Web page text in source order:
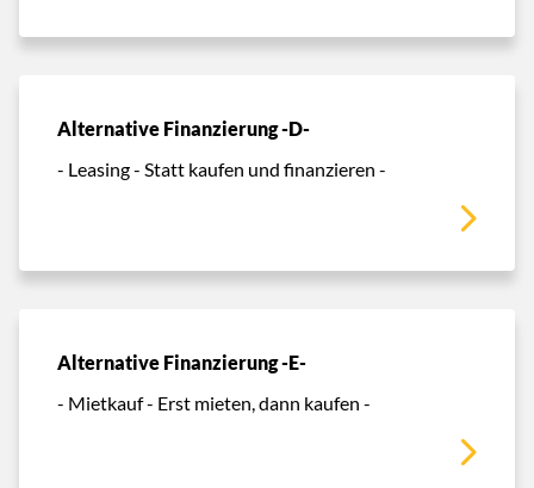
Alternative Finanzierung -D-
- Leasing - Statt kaufen und finanzieren -
Alternative Finanzierung -E-
- Mietkauf - Erst mieten, dann kaufen -